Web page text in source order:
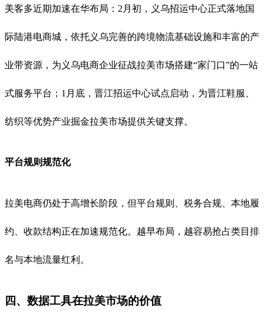
美客多近期加速在华布局：2月初，义乌招运中心正式落地国
际陆港电商城，依托义乌完善的跨境物流基础设施和丰富的产
业带资源，为义乌电商企业征战拉美市场搭建“家门口”的一站
式服务平台 ；1月底，晋江招运中心试点启动，为晋江鞋服、
纺织等优势产业掘金拉美市场提供关键支撑。
平台规则规范化
拉美电商仍处于高增长阶段，但平台规则、税务合规、本地履
约、收款结构正在加速规范化。越早布局，越容易抢占类目排
名与本地流量红利 。
四、数据工具在拉美市场的价值